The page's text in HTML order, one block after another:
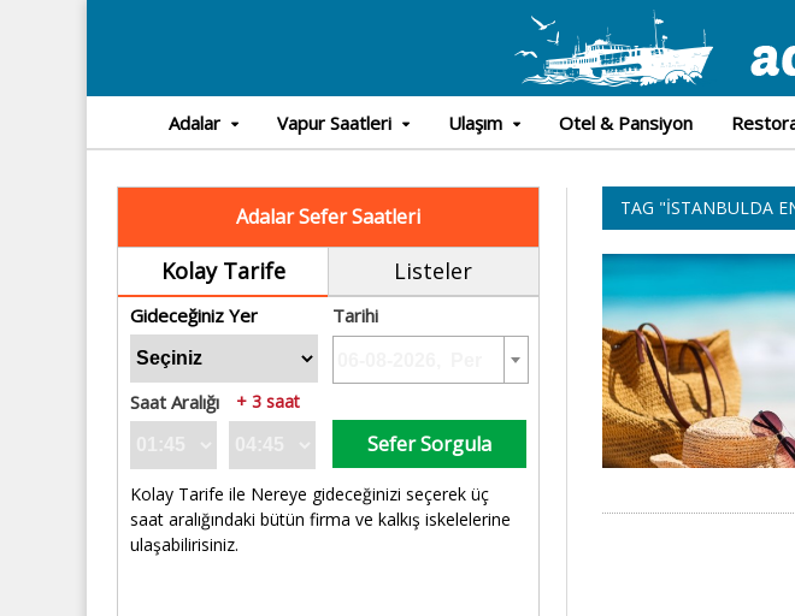
Adalar Vapur Saatleri Ulaşım Otel & Pansiyon
Adalar Sefer Saatleri
Kolay Tarife Listeler
Gideceğiniz Yer Tarihi
Saat Aralığı + 3 saat
Sefer Sorgula
Kolay Tarife ile Nereye gideceğinizi seçerek üç
saat aralığındaki bütün firma ve kalkış iskelelerine
ulaşabilirisiniz.
TAG "İSTANBULDA